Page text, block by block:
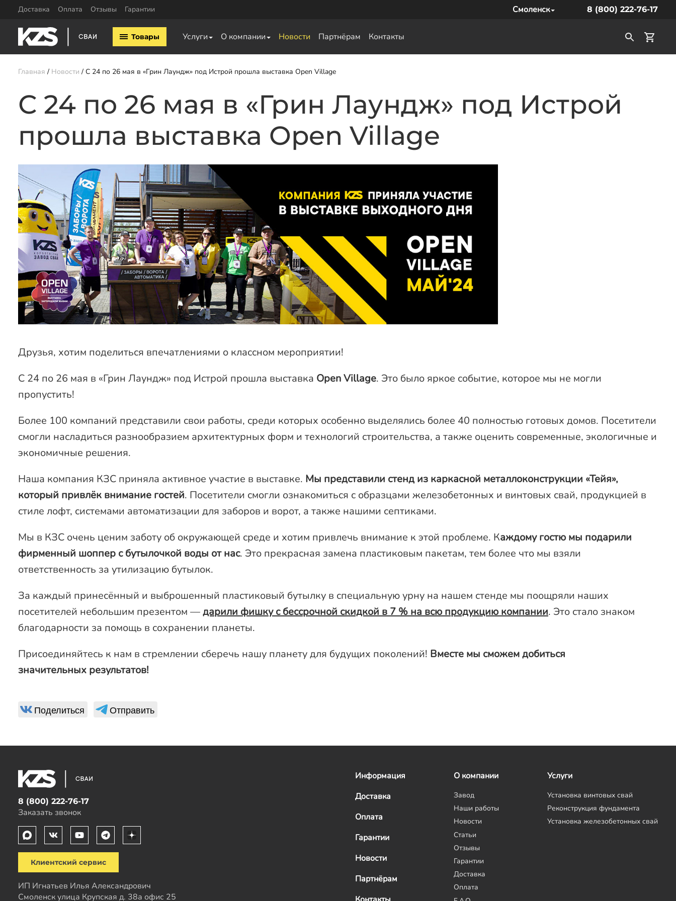
Доставка Оплата Отзывы Гарантии Смоленск 8 (800) 222-76-17
Товары Услуги О компании Новости Партнёрам Контакты
Винтовые сваи 57мм
Винтовые сваи 108мм
Главная Новости С 24 по 26 мая в «Грин Лаундж» под Истрой прошла выставка Open Village
С 24 по 26 мая в «Грин Лаундж» под Истрой
прошла выставка Open Village
Друзья, хотим поделиться впечатлениями о классном мероприятии!
С 24 по 26 мая в «Грин Лаундж» под Истрой прошла выставка Open Village. Это было яркое событие, которое мы не могли
пропустить!
Более 100 компаний представили свои работы, среди которых особенно выделялись более 40 полностью готовых домов. Посетители
смогли насладиться разнообразием архитектурных форм и технологий строительства, а также оценить современные, экологичные и
экономичные решения.
Наша компания КЗС приняла активное участие в выставке. Мы представили стенд из каркасной металлоконструкции «Тейя»,
который привлёк внимание гостей. Посетители смогли ознакомиться с образцами железобетонных и винтовых свай, продукцией в
стиле лофт, системами автоматизации для заборов и ворот, а также нашими септиками.
Мы в КЗС очень ценим заботу об окружающей среде и хотим привлечь внимание к этой проблеме. Каждому гостю мы подарили
фирменный шоппер с бутылочкой воды от нас. Это прекрасная замена пластиковым пакетам, тем более что мы взяли
ответственность за утилизацию бутылок.
За каждый принесённый и выброшенный пластиковый бутылку в специальную урну на нашем стенде мы поощряли наших
посетителей небольшим презентом —дарили фишку с бессрочной скидкой в 7 % на всю продукцию компании. Это стало знаком
благодарности за помощь в сохранении планеты.
Присоединяйтесь к нам в стремлении сберечь нашу планету для будущих поколений! Вместе мы сможем добиться
значительных результатов!
Поделиться Отправить
8 (800) 222-76-17
Заказать звонок
Клиентский сервис
ИП Игнатьев Илья Александрович
Смоленск улица Крупская д. 38а офис 25
Информация
Доставка
Оплата
Гарантии
Новости
Партнёрам
О компании
Завод
Наши работы
Новости
Статьи
Отзывы
Гарантии
Доставка
Оплата
Услуги
Установка винтовых свай
Реконструкция фундамента
Установка железобетонных свай